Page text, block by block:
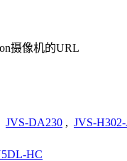
摄像机的URL
JVS-DA230 , JVS-
HC